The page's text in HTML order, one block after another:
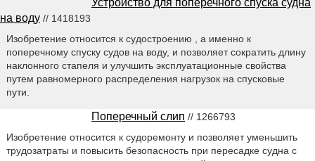
на воду // 1418193
Изобретение относится к судостроению , а именно к
поперечному спуску судов на воду, и позволяет сократить длину
наклонного стапеля и улучшить эксплуатационные свойства
путем равномерного распределения нагрузок на спусковые
пути.
Поперечный слип // 1266793
Изобретение относится к судоремонту и позволяет уменьшить
трудозатраты и повысить безопасность при пересадке судна с